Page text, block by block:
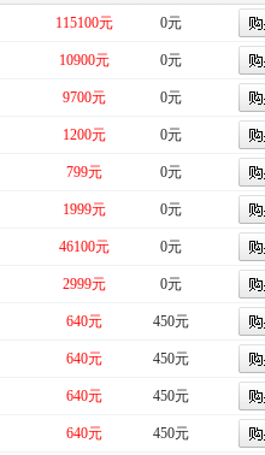
115100元 0元
10900元 0元
9700元 0元
1200元 0元
799元 0元
1999元 0元
46100元 0元
2999元 0元
640元 450元
640元 450元
640元 450元
640元 450元